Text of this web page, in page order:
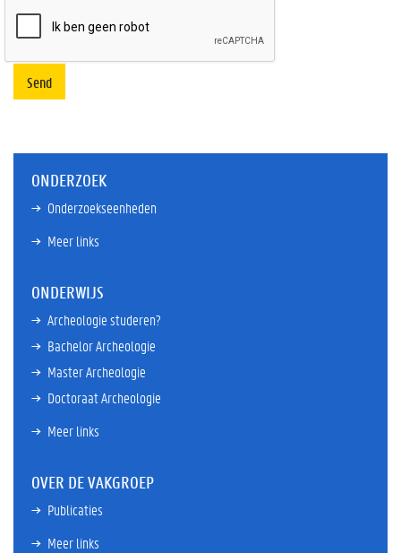
Send
ONDERZOEK
Onderzoekseenheden
Meer links
ONDERWIJS
Archeologie studeren?
Bachelor Archeologie
Master Archeologie
Doctoraat Archeologie
Meer links
OVER DE VAKGROEP
Publicaties
Meer links